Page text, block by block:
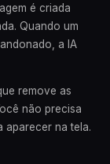
é criada
Quando um
a IA
remove as
não precisa
aparecer na tela.